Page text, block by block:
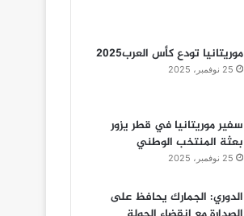
موريتانيا تودع كأس العرب2025
25 نوفمبر، 2025
سفير موريتانيا في قطر يزور
بعثة المنتخب الوطني
25 نوفمبر، 2025
الدوري: الجمارك يحافظ على